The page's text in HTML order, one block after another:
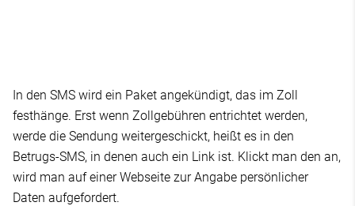
In den SMS wird ein Paket angekündigt, das im Zoll
festhänge. Erst wenn Zollgebühren entrichtet werden,
werde die Sendung weitergeschickt, heißt es in den
Betrugs-SMS, in denen auch ein Link ist. Klickt man den an,
wird man auf einer Webseite zur Angabe persönlicher
Daten aufgefordert.